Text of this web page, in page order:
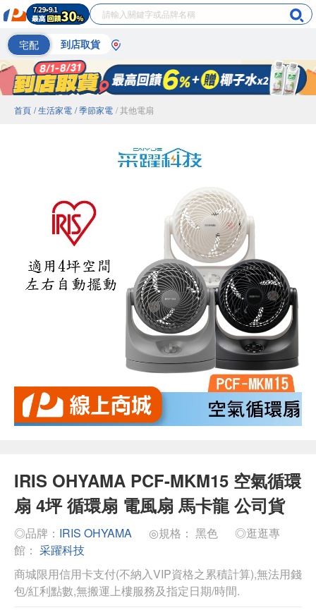
宅配 到店取貨
首頁 / 生活家電 / 季節家電 / 其他電扇
IRIS OHYAMA PCF-MKM15 空氣循環
扇 4坪 循環扇 電風扇 馬卡龍 公司貨
◎品牌： IRIS OHYAMA ◎規格： 黑色
◎逛逛專
館： 采躍科技
商城限用信用卡支付(不納入VIP資格之累積計算),無法用錢
包/紅利點數,無搬運上樓服務及指定日期/時間.